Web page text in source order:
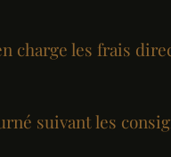
charge les frais
suivant les